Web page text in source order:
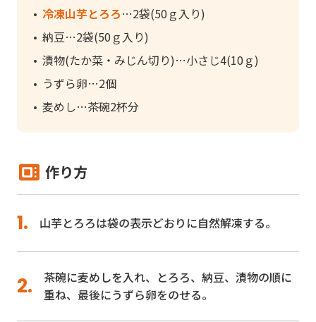
冷凍山芋とろろ
2袋(50ｇ入り)
納豆
2袋(50ｇ入り)
漬物(たか菜・みじん切り)
小さじ4(10ｇ)
うずら卵
2個
麦めし
茶碗2杯分
作り方
山芋とろろは袋の表示どおりに自然解凍する。
茶碗に麦めしを入れ、とろろ、納豆、漬物の順に
重ね、最後にうずら卵をのせる。